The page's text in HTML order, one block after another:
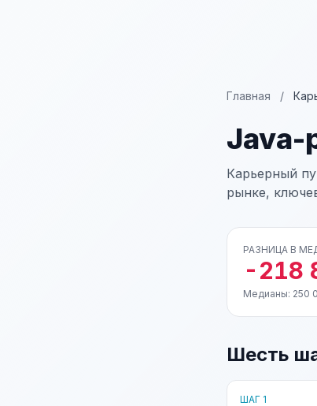
Главная /
Java-
Карьерный
рынке,
РАЗНИЦА В
-218
Медианы: 250
Шесть
ШАГ 1